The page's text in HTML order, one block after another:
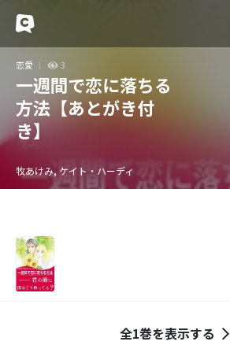
恋愛 3
一週間で恋に落ちる
方法【あとがき付
き】
牧あけみ, ケイト・ハーディ
全1巻を表示する